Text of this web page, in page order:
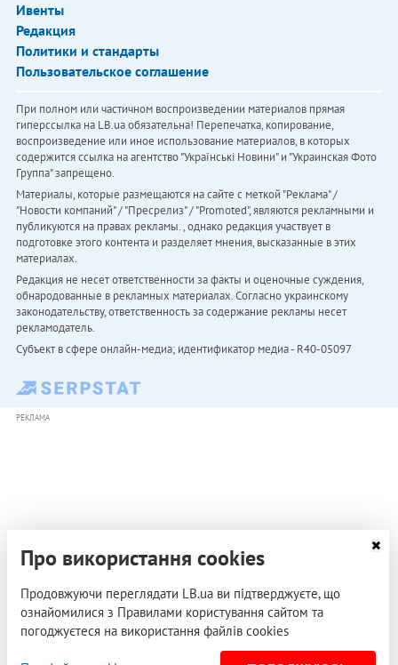
Ивенты
Редакция
Политики и стандарты
Пользовательское соглашение
При полном или частичном воспроизведении материалов прямая
гиперссылка на LB.ua обязательна! Перепечатка, копирование,
воспроизведение или иное использование материалов, в которых
содержится ссылка на агентство "Українськi Новини" и "Украинская Фото
Группа" запрещено.
Материалы, которые размещаются на сайте с меткой "Реклама" /
"Новости компаний" / "Пресрелиз" / "Promoted", являются рекламными и
публикуются на правах рекламы. , однако редакция участвует в
подготовке этого контента и разделяет мнения, высказанные в этих
материалах.
Редакция не несет ответственности за факты и оценочные суждения,
обнародованные в рекламных материалах. Согласно украинскому
законодательству, ответственность за содержание рекламы несет
рекламодатель.
Субъект в сфере онлайн-медиа; идентификатор медиа - R40-05097
РЕКЛАМА
Про використання cookies
Продовжуючи переглядати LB.ua ви підтверджуєте, що
ознайомилися з Правилами користування сайтом та
погоджуєтеся на використання файлів cookies